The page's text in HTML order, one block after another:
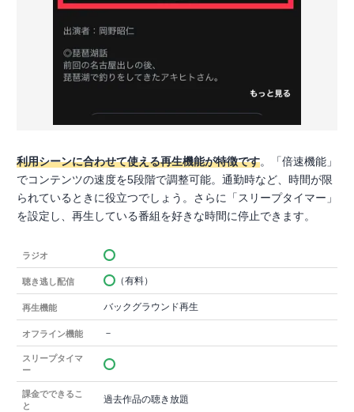
利用シーンに合わせて使える再生機能が特徴です。「倍速機能」
でコンテンツの速度を5段階で調整可能。通勤時など、時間が限
られているときに役立つでしょう。さらに「スリープタイマー」
を設定し、再生している番組を好きな時間に停止できます。
ラジオ
聴き逃し配信 （有料）
再生機能 バックグラウンド再生
オフライン機能 －
スリープタイマ
ー
課金でできるこ
と
過去作品の聴き放題